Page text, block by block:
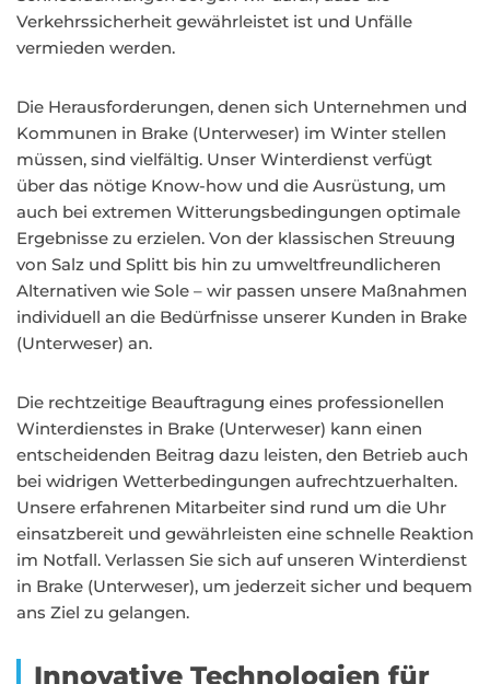
Verkehrssicherheit gewährleistet ist und Unfälle
vermieden werden.
Die Herausforderungen, denen sich Unternehmen und
Kommunen in Brake (Unterweser) im Winter stellen
müssen, sind vielfältig. Unser Winterdienst verfügt
über das nötige Know-how und die Ausrüstung, um
auch bei extremen Witterungsbedingungen optimale
Ergebnisse zu erzielen. Von der klassischen Streuung
von Salz und Splitt bis hin zu umweltfreundlicheren
Alternativen wie Sole – wir passen unsere Maßnahmen
individuell an die Bedürfnisse unserer Kunden in Brake
(Unterweser) an.
Die rechtzeitige Beauftragung eines professionellen
Winterdienstes in Brake (Unterweser) kann einen
entscheidenden Beitrag dazu leisten, den Betrieb auch
bei widrigen Wetterbedingungen aufrechtzuerhalten.
Unsere erfahrenen Mitarbeiter sind rund um die Uhr
einsatzbereit und gewährleisten eine schnelle Reaktion
im Notfall. Verlassen Sie sich auf unseren Winterdienst
in Brake (Unterweser), um jederzeit sicher und bequem
ans Ziel zu gelangen.
Innovative Technologien für